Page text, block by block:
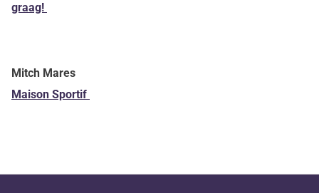
graag!
Mitch Mares
Maison Sportif